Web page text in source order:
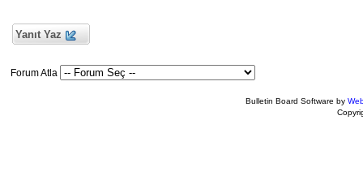
Yanıt Yaz
Forum Atla
Bulletin Board Software by